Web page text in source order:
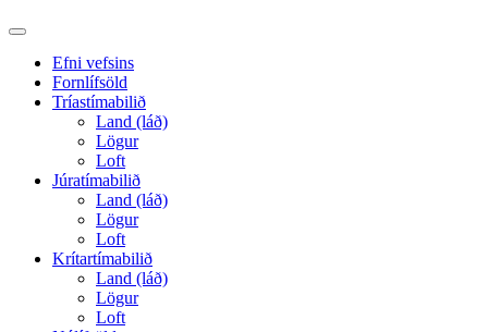
Toggle
search
field
Efni vefsins
Fornlífsöld
Tríastímabilið
Land (láð)
Lögur
Loft
Júratímabilið
Land (láð)
Lögur
Loft
Krítartímabilið
Land (láð)
Lögur
Loft